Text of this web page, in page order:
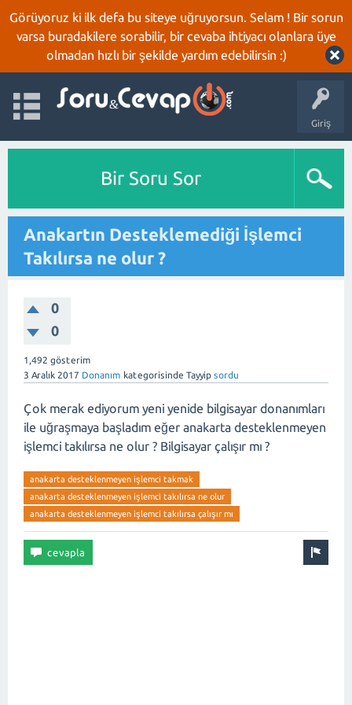
Görüyoruz ki ilk defa bu siteye uğruyorsun. Selam ! Bir sorun
varsa buradakilere sorabilir, bir cevaba ihtiyacı olanlara üye
olmadan hızlı bir şekilde yardım edebilirsin :)
Giriş
Bir Soru Sor
Anakartın Desteklemediği İşlemci
Takılırsa ne olur ?
0
0
1,492 gösterim
3 Aralık 2017 Donanım kategorisinde Tayyip sordu
Çok merak ediyorum yeni yenide bilgisayar donanımları
ile uğraşmaya başladım eğer anakarta desteklenmeyen
işlemci takılırsa ne olur ? Bilgisayar çalışır mı ?
anakarta desteklenmeyen işlemci takmak
anakarta desteklenmeyen işlemci takılırsa ne olur
anakarta desteklenmeyen işlemci takılırsa çalışır mı